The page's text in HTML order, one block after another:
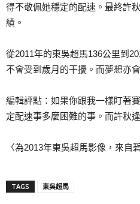
得不敬佩她穩定的配速。最終許
績。
從2011年的東吳超馬136公里到
不會受到歲月的干擾。而夢想亦
編輯評點：如果你跟我一樣盯著
定配速事多麼困難的事。而許秋
〈為2013年東吳超馬影像，來自
TAGS 東吳超馬